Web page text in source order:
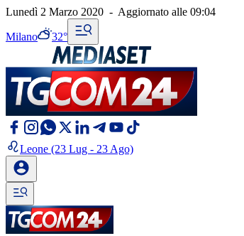
Lunedì 2 Marzo 2020 - Aggiornato alle 09:04
Milano 32°
Leone (23 Lug - 23 Ago)